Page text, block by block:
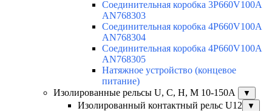
Соединительная коробка 3P660V100A
AN768303
Соединительная коробка 4P660V100A
AN768304
Соединительная коробка 4P660V100A
AN768305
Натяжное устройство (концевое
питание)
Изолированные рельсы U, C, H, M 10-150А
▼
Изолированный контактный рельс U12 ▼